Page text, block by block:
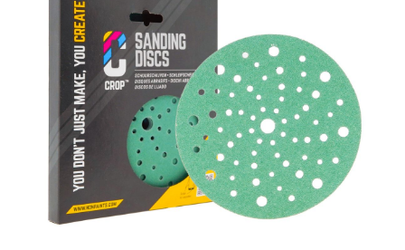
Spedito domani
CROP GreenX Dischi Abrasivi 150 mm grana 100 - 10 pezzi
Scegli un numero
10,
RISPARMIA IL 5%